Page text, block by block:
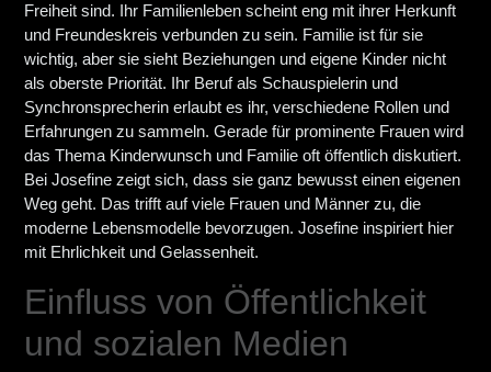
Freiheit sind. Ihr Familienleben scheint eng mit ihrer Herkunft
und Freundeskreis verbunden zu sein. Familie ist für sie
wichtig, aber sie sieht Beziehungen und eigene Kinder nicht
als oberste Priorität. Ihr Beruf als Schauspielerin und
Synchronsprecherin erlaubt es ihr, verschiedene Rollen und
Erfahrungen zu sammeln. Gerade für prominente Frauen wird
das Thema Kinderwunsch und Familie oft öffentlich diskutiert.
Bei Josefine zeigt sich, dass sie ganz bewusst einen eigenen
Weg geht. Das trifft auf viele Frauen und Männer zu, die
moderne Lebensmodelle bevorzugen. Josefine inspiriert hier
mit Ehrlichkeit und Gelassenheit.
Einfluss von Öffentlichkeit
und sozialen Medien